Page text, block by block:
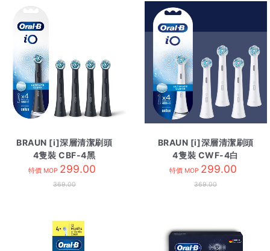
BRAUN [i]深層清潔刷頭
4隻裝 CBF-4黑
特價 MOP 299.00
369.00
BRAUN [i]深層清潔刷頭
4隻裝 CWF-4白
特價 MOP 299.00
369.00